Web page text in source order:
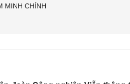
MINH CHÍNH